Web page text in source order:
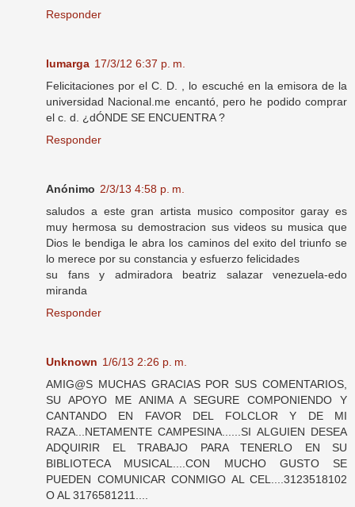
Responder
lumarga 17/3/12 6:37 p. m.
Felicitaciones por el C. D. , lo escuché en la emisora de la
universidad Nacional.me encantó, pero he podido comprar
el c. d. ¿dÓNDE SE ENCUENTRA ?
Responder
Anónimo 2/3/13 4:58 p. m.
saludos a este gran artista musico compositor garay es
muy hermosa su demostracion sus videos su musica que
Dios le bendiga le abra los caminos del exito del triunfo se
lo merece por su constancia y esfuerzo felicidades
su fans y admiradora beatriz salazar venezuela-edo
miranda
Responder
Unknown 1/6/13 2:26 p. m.
AMIG@S MUCHAS GRACIAS POR SUS COMENTARIOS,
SU APOYO ME ANIMA A SEGURE COMPONIENDO Y
CANTANDO EN FAVOR DEL FOLCLOR Y DE MI
RAZA...NETAMENTE CAMPESINA......SI ALGUIEN DESEA
ADQUIRIR EL TRABAJO PARA TENERLO EN SU
BIBLIOTECA MUSICAL....CON MUCHO GUSTO SE
PUEDEN COMUNICAR CONMIGO AL CEL....3123518102
O AL 3176581211....